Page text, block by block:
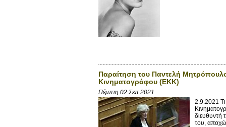
Παραίτηση του Παντελή
Κινηματογράφου (ΕΚΚ)
Πέμπτη 02 Σεπ 2021
2.9.2021
διευθυντή
του,